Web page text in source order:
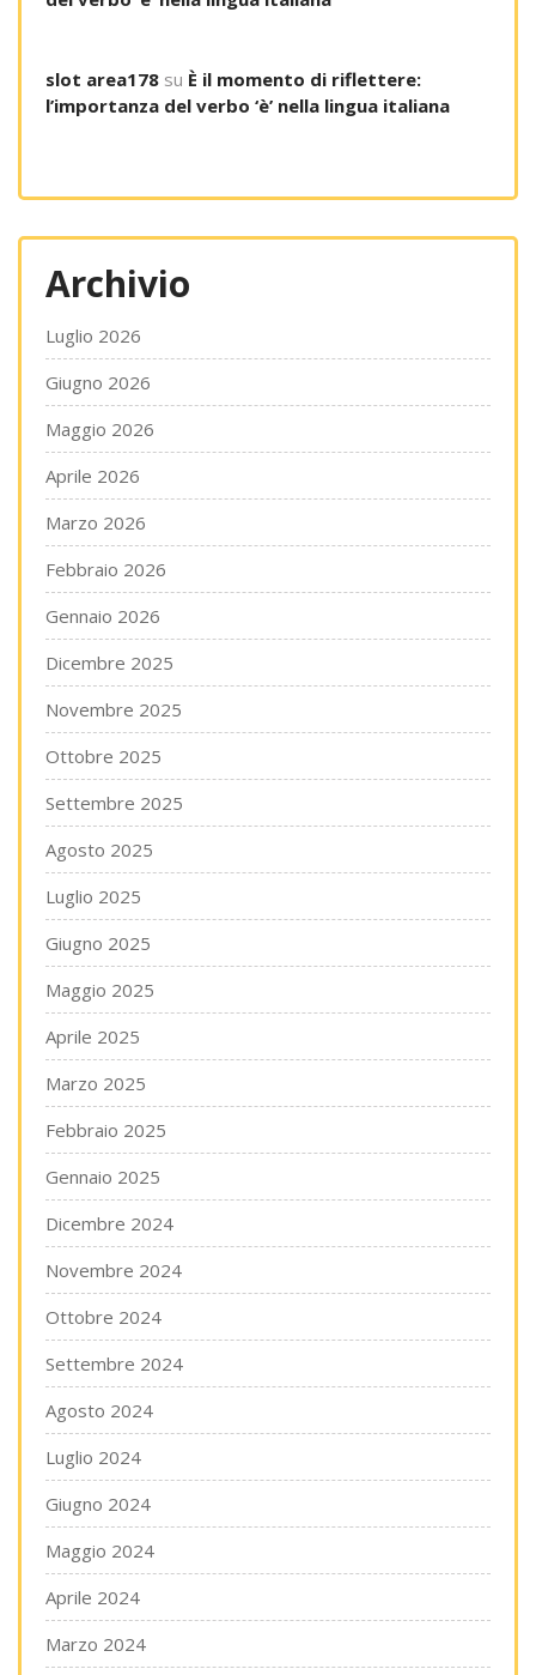
slot area178 su È il momento di riflettere:
l’importanza del verbo ‘è’ nella lingua italiana
Archivio
Luglio 2026
Giugno 2026
Maggio 2026
Aprile 2026
Marzo 2026
Febbraio 2026
Gennaio 2026
Dicembre 2025
Novembre 2025
Ottobre 2025
Settembre 2025
Agosto 2025
Luglio 2025
Giugno 2025
Maggio 2025
Aprile 2025
Marzo 2025
Febbraio 2025
Gennaio 2025
Dicembre 2024
Novembre 2024
Ottobre 2024
Settembre 2024
Agosto 2024
Luglio 2024
Giugno 2024
Maggio 2024
Aprile 2024
Marzo 2024